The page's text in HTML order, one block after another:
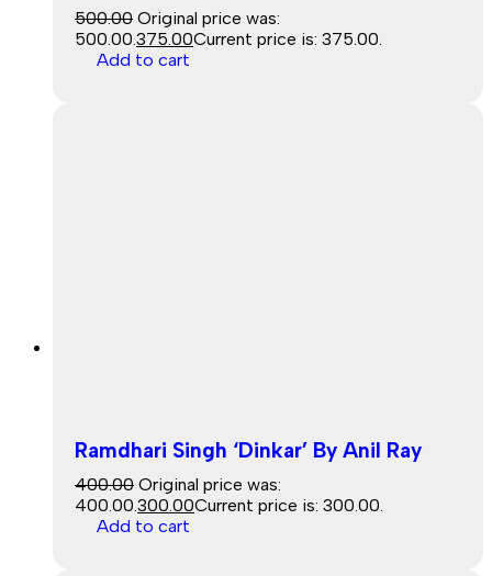
500.00 Original price was:
₹500.00. 375.00Current price is: ₹375.00.
Add to cart
Ramdhari Singh ‘Dinkar’ By Anil Ray
400.00 Original price was:
₹400.00. 300.00Current price is: ₹300.00.
Add to cart